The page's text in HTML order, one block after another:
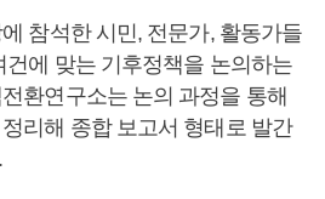
참석한 시민, 전문가, 활동가들
건에 맞는 기후정책을 논의하는
환연구소는 논의 과정을 통해
리해 종합 보고서 형태로 발간